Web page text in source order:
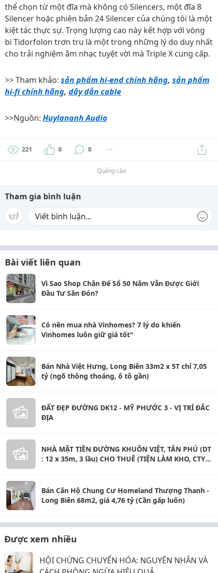
thể chọn từ một đĩa mà không có Silencers, một đĩa 8
Silencer hoặc phiên bản 24 Silencer của chúng tôi là một
kiệt tác thực sự. Trọng lượng cao này kết hợp với vòng
bi Tidorfolon trơn tru là một trong những lý do duy nhất
cho trải nghiệm âm nhạc tuyệt vời mà Triple X cung cấp.
>> Tham khảo: sản phẩm hi-end chính hãng, sản phẩm
hi-fi chính hãng, dây dẫn cable
>>Nguồn: Huylananh Audio
221 0 0
Quảng cáo
Tham gia bình luận
Bài viết liên quan
Vì Sao Shop Chân Đế Sổ 50 Năm Vẫn Được Giới
Đầu Tư Săn Đón?
Có nên mua nhà Vinhomes? 7 lý do khiến
Vinhomes luôn giữ giá tốt"
Bán Nhà Việt Hưng, Long Biên 33m2 x 5T chỉ 7,05
tỷ (ngõ thông thoáng, ô tô gần)
ĐẤT ĐẸP ĐƯỜNG DK12 - MỸ PHƯỚC 3 - VỊ TRÍ ĐẮC
ĐỊA
NHÀ MẶT TIỀN ĐƯỜNG KHUÔN VIỆT, TÂN PHÚ (DT
: 12 x 35m, 3 lầu) CHO THUÊ (TIỆN LÀM KHO, CTY,
Bán Căn Hộ Chung Cư Homeland Thượng Thanh -
Long Biên 68m2, giá 4,76 tỷ (Cần gấp luôn)
Được xem nhiều
HỘI CHỨNG CHUYỂN HÓA: NGUYÊN NHÂN VÀ